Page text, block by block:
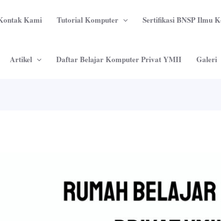
Kami Tutorial Komputer Sertifikasi BNSP Ilmu
Artikel Daftar Belajar Komputer Privat YMII Galeri